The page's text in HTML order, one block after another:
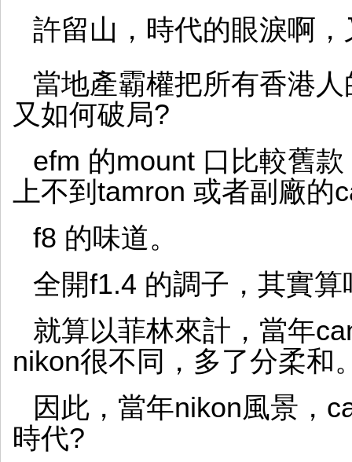
許留山，時代的眼淚啊
當地產霸權把所有香港
又如何破局?
efm 的mount 口比較舊
上不到tamron 或者副廠的
f8 的味道。
全開f1.4 的調子，其實算
就算以菲林來計，當年
nikon很不同，多了分柔和
因此，當年nikon風景，
時代?